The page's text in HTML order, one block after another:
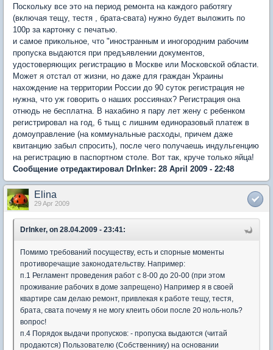
Поскольку все это на период ремонта на каждого работягу
(включая тещу, тестя , брата-свата) нужно будет выложить по
100р за картонку с печатью.
и самое прикольное, что "иностранным и иногородним рабочим
пропуска выдаются при предъявлении документов,
удостоверяющих регистрацию в Москве или Московской области.
Может я отстал от жизни, но даже для граждан Украины
нахождение на территории России до 90 суток регистрация не
нужна, что уж говорить о наших россиянах? Регистрация она
отнюдь не бесплатна. В нахабино я пару лет жену с ребенком
регистрировал на год, 6 тыщ с лишним единоразовый платеж в
домоуправление (на коммунальные расходы, причем даже
квитанцию забыл спросить), после чего получаешь индульгенцию
на регистрацию в паспортном столе. Вот так, круче только яйца!
Сообщение отредактировал DrInker: 28 April 2009 - 22:48
Elina
29 Apr 2009
DrInker, on 28.04.2009 - 23:41:
Помимо требований посуществу, есть и спорные моменты
противоречащие законодательству. Например:
п.1 Регламент проведения работ с 8-00 до 20-00 (при этом
проживание рабочих в доме запрещено) Например я в своей
квартире сам делаю ремонт, привлекая к работе тещу, тестя,
брата, свата почему я не могу клеить обои после 20 ноль-ноль?
вопрос!
п.4 Порядок выдачи пропусков: - пропуска выдаются (читай
продаются) Пользователю (Собственнику) на основании